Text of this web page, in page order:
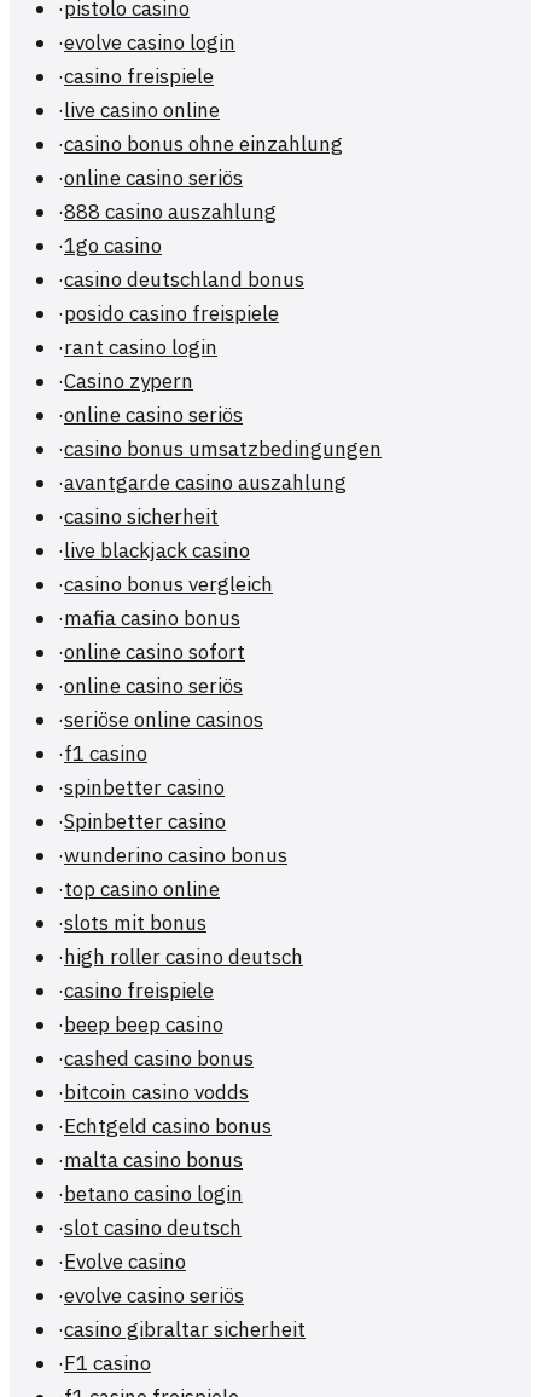
·pistolo casino
·evolve casino login
·casino freispiele
·live casino online
·casino bonus ohne einzahlung
·online casino seriös
·888 casino auszahlung
·1go casino
·casino deutschland bonus
·posido casino freispiele
·rant casino login
·Casino zypern
·online casino seriös
·casino bonus umsatzbedingungen
·avantgarde casino auszahlung
·casino sicherheit
·live blackjack casino
·casino bonus vergleich
·mafia casino bonus
·online casino sofort
·online casino seriös
·seriöse online casinos
·f1 casino
·spinbetter casino
·Spinbetter casino
·wunderino casino bonus
·top casino online
·slots mit bonus
·high roller casino deutsch
·casino freispiele
·beep beep casino
·cashed casino bonus
·bitcoin casino vodds
·Echtgeld casino bonus
·malta casino bonus
·betano casino login
·slot casino deutsch
·Evolve casino
·evolve casino seriös
·casino gibraltar sicherheit
·F1 casino